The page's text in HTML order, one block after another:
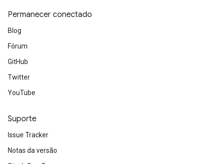
Permanecer conectado
Blog
Fórum
GitHub
Twitter
YouTube
Suporte
Issue Tracker
Notas da versão